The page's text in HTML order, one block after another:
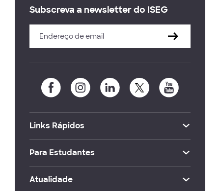
Subscreva a newsletter do ISEG
Links Rápidos
Para Estudantes
Atualidade